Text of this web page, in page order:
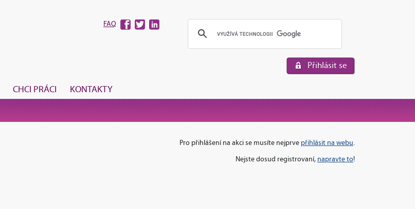
FAQ
Přihlásit se
CHCI PRÁCI KONTAKTY
Pro přihlášení na akci se musíte nejprve přihlásit na webu.
Nejste dosud registrovaní, napravte to!